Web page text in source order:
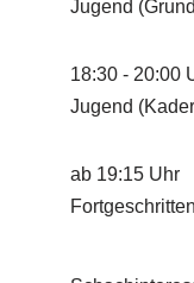
Jugend
18:30 - 20:00
Jugend
ab 19:15 Uhr